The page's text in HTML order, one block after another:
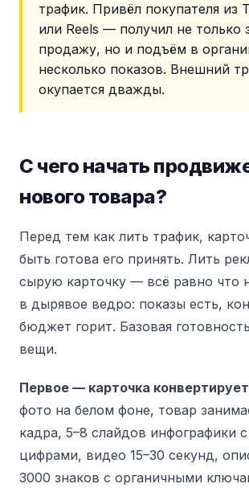
трафик. Привёл покупателя из
или Reels — получил не только
продажу, но и подъём в
несколько показов. Внешний
окупается дважды.
С чего начать
нового товара?
Перед тем как лить трафик,
быть готова его принять. Лить
сырую карточку — всё равно что
в дырявое ведро: показы есть,
бюджет горит. Базовая
вещи.
Первое — карточка
фото на белом фоне, товар
кадра, 5–8 слайдов инфографики
цифрами, видео 15–30 секунд,
3000 знаков с органичными